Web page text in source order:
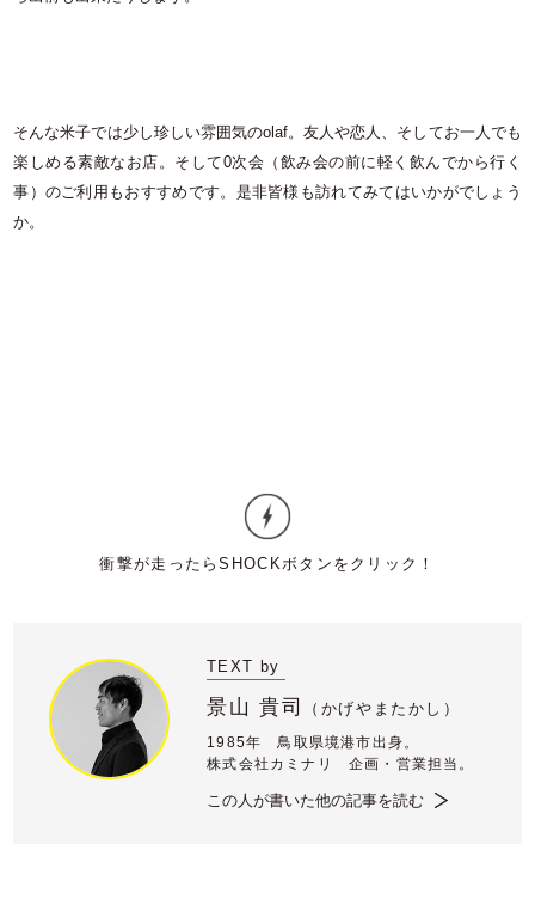
そんな米子では少し珍しい雰囲気のolaf。友人や恋人、そしてお一人でも
楽しめる素敵なお店。そして0次会（飲み会の前に軽く飲んでから行く
事）のご利用もおすすめです。是非皆様も訪れてみてはいかがでしょう
か。
TEXT by
景山 貴司 （ かげやまたかし）
1985年 鳥取県境港市出身。
株式会社カミナリ 企画・営業担当。
この人が書いた他の記事を読む